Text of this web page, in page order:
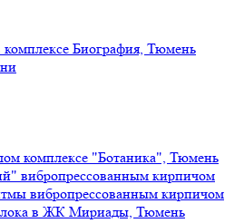
Биография, Тюмень
комплексе "Ботаника", Тюмень
вибропрессованным кирпичом
вибропрессованным кирпичом
в ЖК Мириады, Тюмень